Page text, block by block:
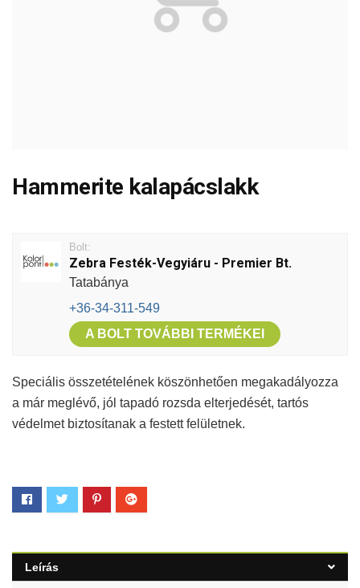
Hammerite kalapácslakk
Bolt:
Zebra Festék-Vegyiáru - Premier Bt.
Tatabánya
+36-34-311-549
A BOLT TOVÁBBI TERMÉKEI
Speciális összetételének köszönhetően megakadályozza
a már meglévő, jól tapadó rozsda elterjedését, tartós
védelmet biztosítanak a festett felületnek.
Leírás